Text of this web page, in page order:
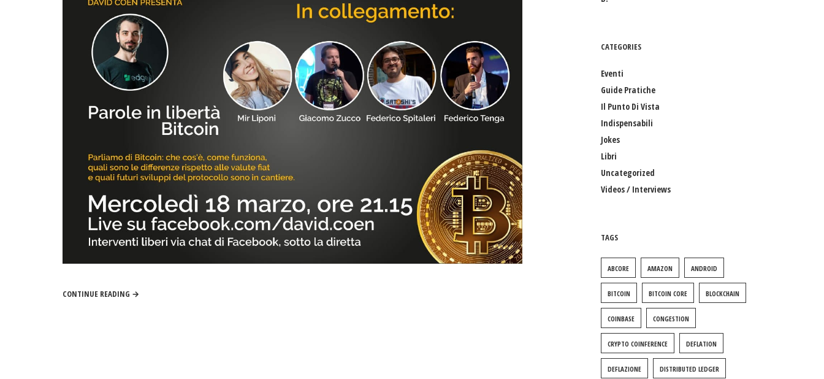
CONTINUE READING →
CATEGORIES
Eventi
Guide Pratiche
Il Punto Di Vista
Indispensabili
Jokes
Libri
Uncategorized
Videos / Interviews
TAGS
ABCORE AMAZON ANDROID
BITCOIN BITCOIN CORE BLOCKCHAIN
COINBASE CONGESTION
CRYPTO COINFERENCE DEFLATION
DEFLAZIONE DISTRIBUTED LEDGER